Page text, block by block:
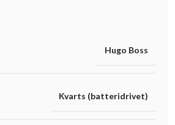
Hugo Boss
Kvarts (batteridrivet)